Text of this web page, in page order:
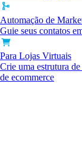
Automação de
Guie seus contatos
Para Lojas Virtuais
Crie uma estrutura
de ecommerce